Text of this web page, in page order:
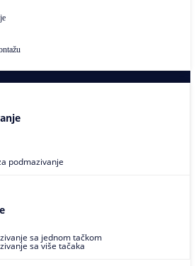
podmazivanje
sa jednom tačkom
sa više tačaka